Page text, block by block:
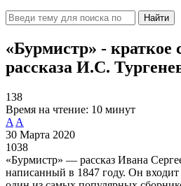
Найти
«Бурмистр» - краткое
рассказа И.С.
138
Время на чтение: 10 минут
A A
30 Марта 2020
1038
«Бурмистр» — рассказ Ивана
написанный в 1847 году. Он